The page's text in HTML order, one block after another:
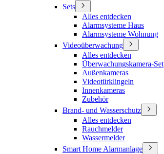
Sets
Alles entdecken
Alarmsysteme Haus
Alarmsysteme Wohnung
Videoüberwachung
Alles entdecken
Überwachungskamera-Set
Außenkameras
Videotürklingeln
Innenkameras
Zubehör
Brand- und Wasserschutz
Alles entdecken
Rauchmelder
Wassermelder
Smart Home Alarmanlage